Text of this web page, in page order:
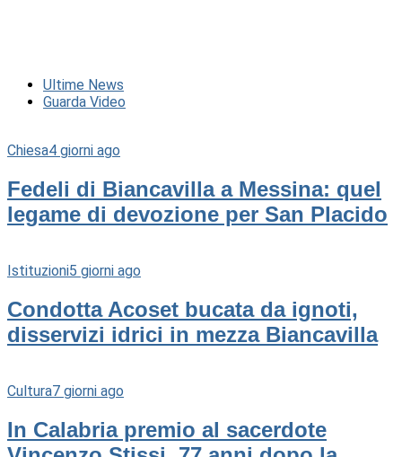
Ultime News
Guarda Video
Chiesa4 giorni ago
Fedeli di Biancavilla a Messina: quel
legame di devozione per San Placido
Istituzioni5 giorni ago
Condotta Acoset bucata da ignoti,
disservizi idrici in mezza Biancavilla
Cultura7 giorni ago
In Calabria premio al sacerdote